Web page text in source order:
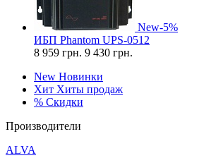
New-5%
ИБП Phantom UPS-0512
8 959 грн. 9 430 грн.
New Новинки
Хит Хиты продаж
% Скидки
Производители
ALVA